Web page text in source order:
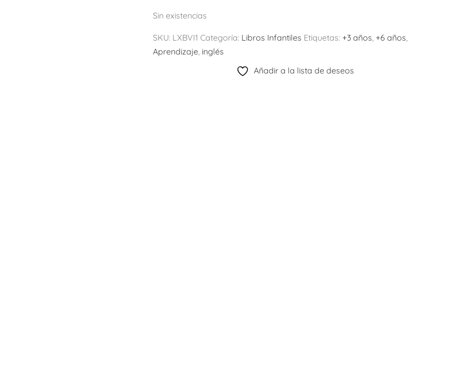
Sin existencias
SKU: LXBVI1 Categoría: Libros Infantiles Etiquetas: +3 años +6 años
Aprendizaje inglés
Añadir a la lista de deseos